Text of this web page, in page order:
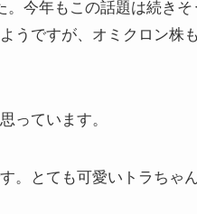
今年もこの話題は続き
うですが、オミクロン株
っています。
。とても可愛いトラちゃん